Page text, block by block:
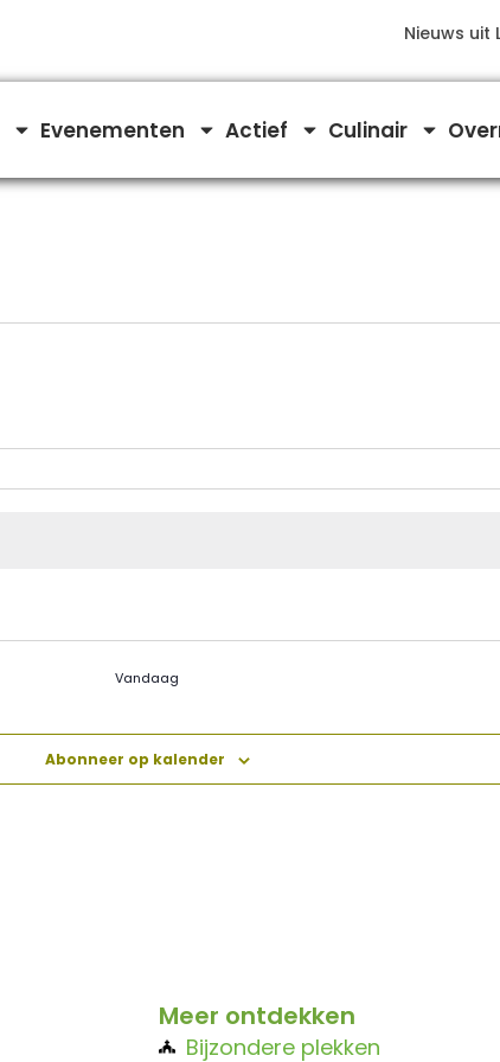
Nieuws uit
Evenementen Actief Culinair
Vandaag
Abonneer op kalender
Meer ontdekken
Bijzondere plekken